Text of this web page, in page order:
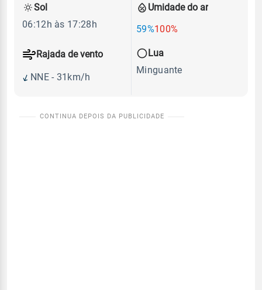
Umidade do ar
59%100%
Rajada de vento
NNE - 31km/h
Sol
06:12h às 17:28h
Lua
Minguante